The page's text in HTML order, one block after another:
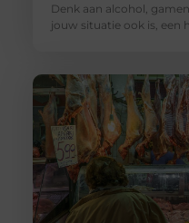
Denk aan alcohol,
jouw situatie ook is, een